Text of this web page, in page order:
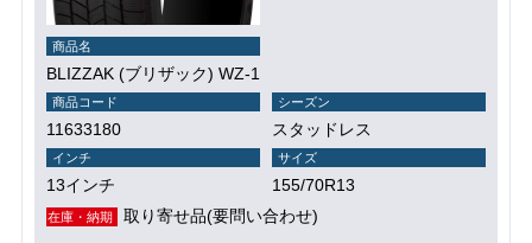
商品名
BLIZZAK (ブリザック) WZ-1
商品コード
11633180
シーズン
スタッドレス
インチ
13インチ
サイズ
155/70R13
在庫・納期 取り寄せ品(要問い合わせ)